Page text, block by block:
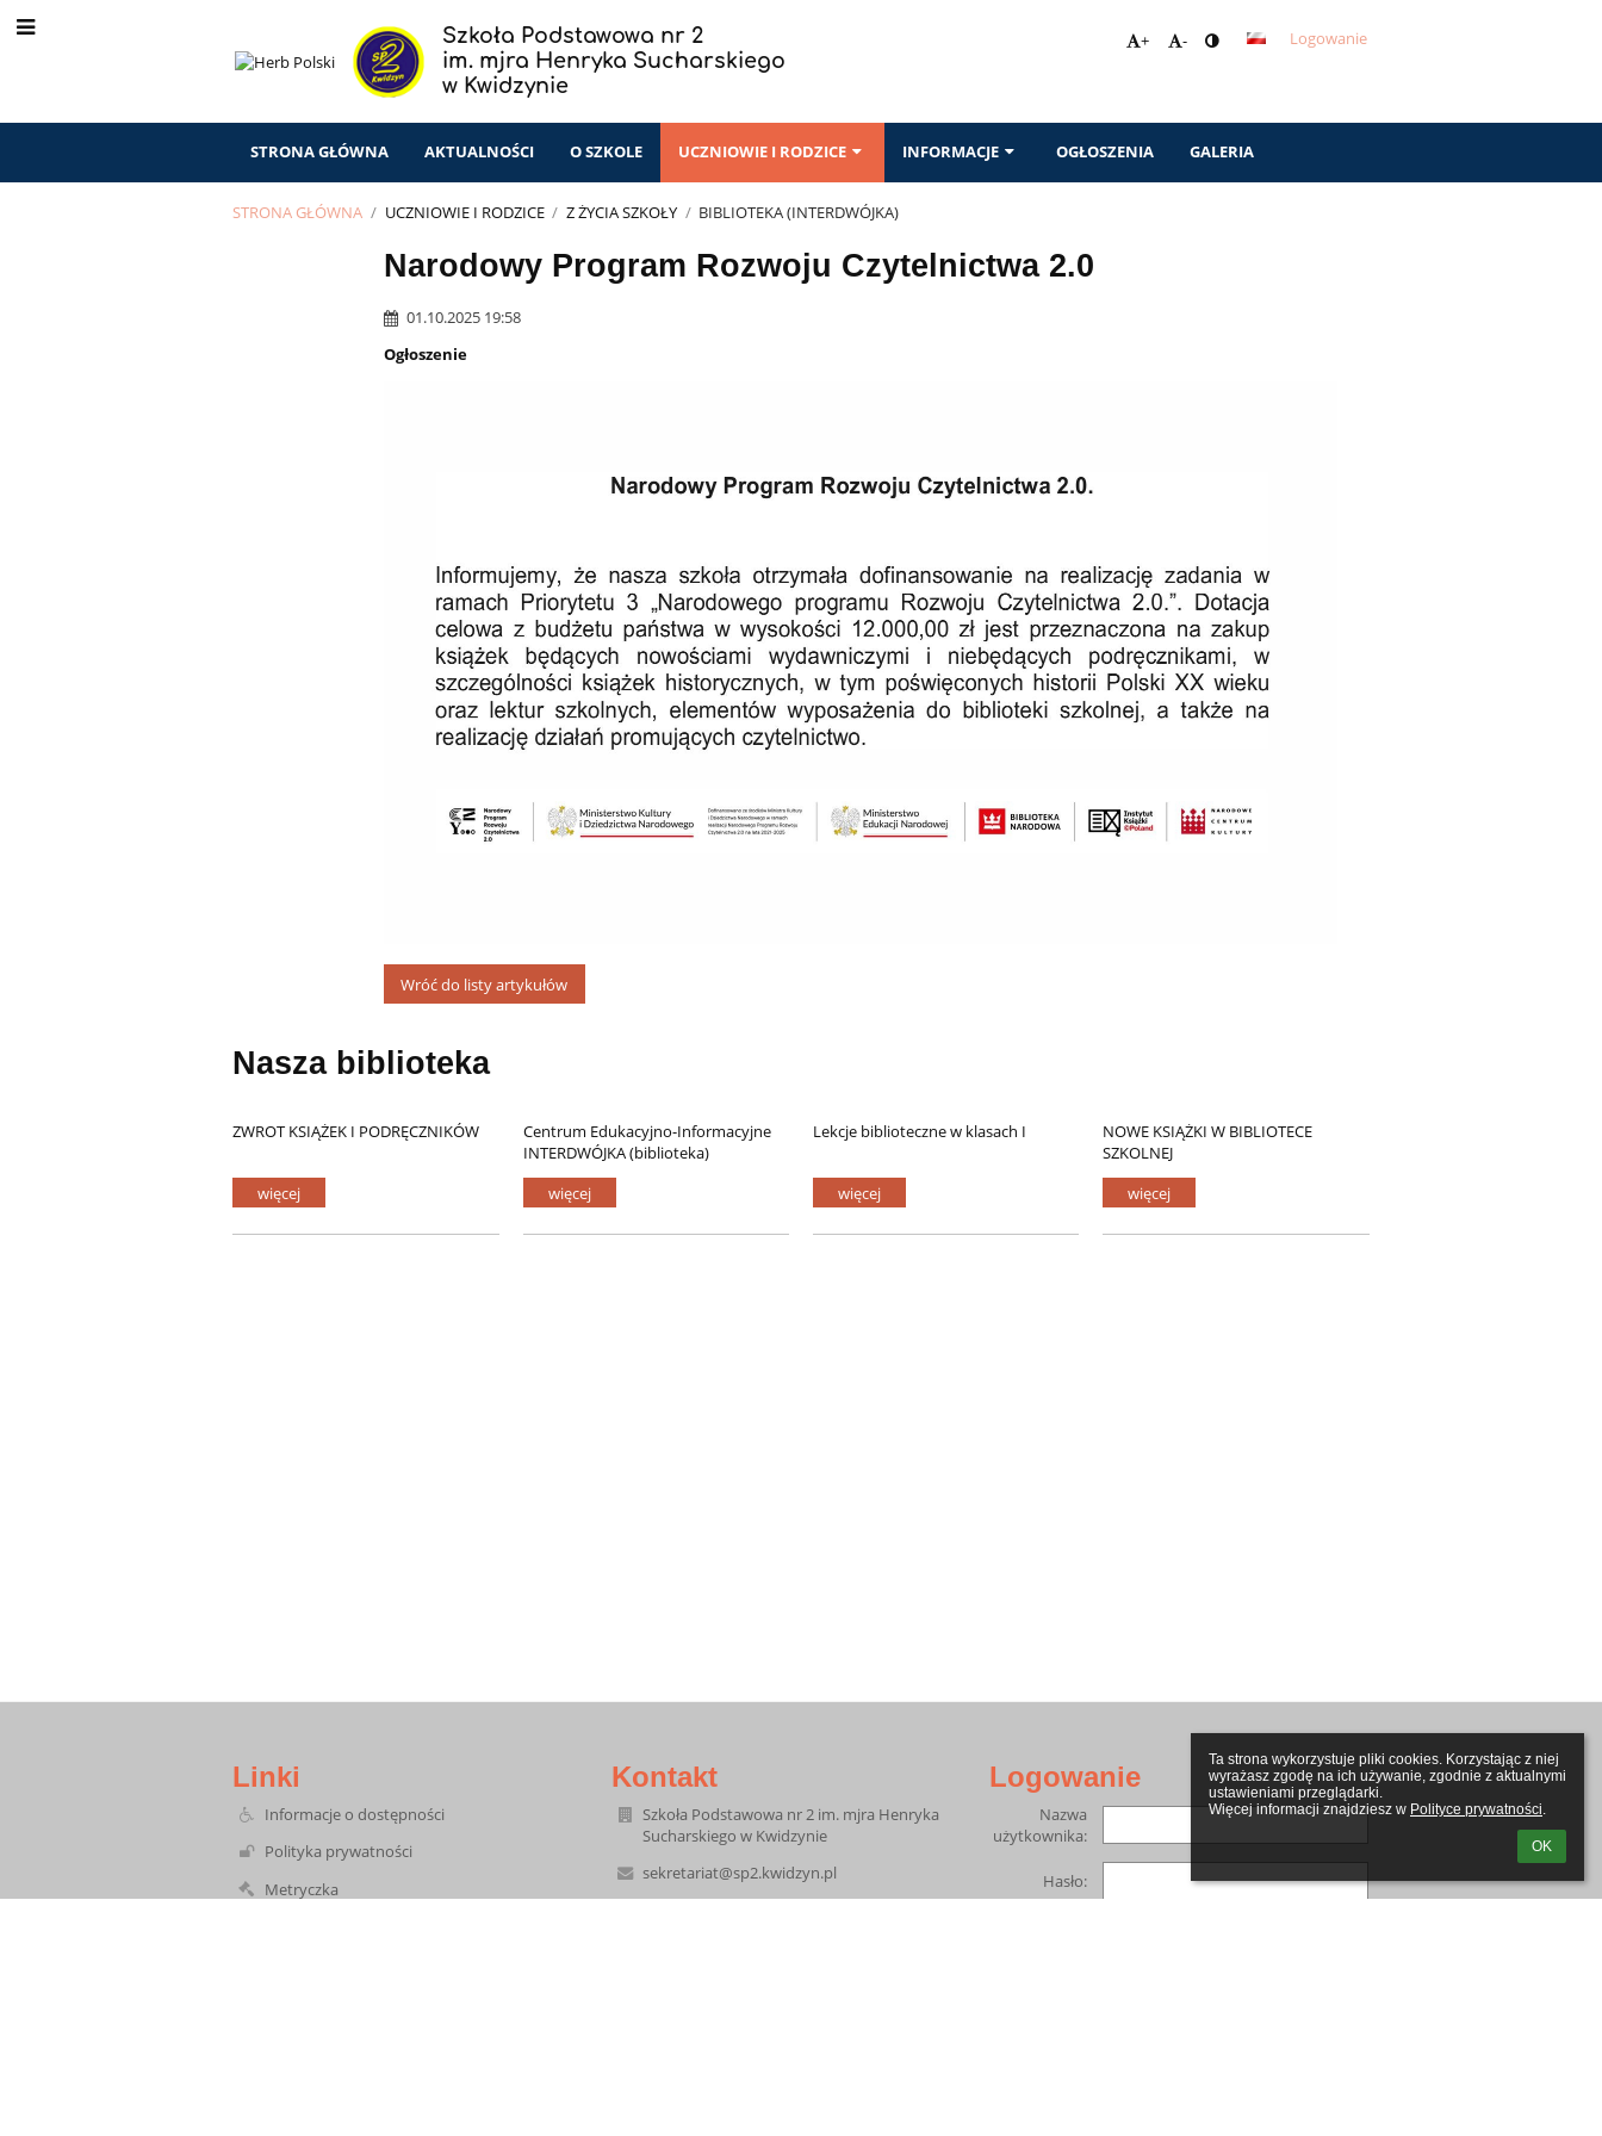
Ta strona wykorzystuje pliki cookies. Korzystając z niej
wyrażasz zgodę na ich używanie, zgodnie z aktualnymi
ustawieniami przeglądarki.
Więcej informacji znajdziesz w Polityce prywatności.
OK
Szkoła Podstawowa nr 2
im. mjra Henryka Sucharskiego
w Kwidzynie
+ - Logowanie
STRONA GŁÓWNA AKTUALNOŚCI O SZKOLE UCZNIOWIE I RODZICE INFORMACJE OGŁOSZENIA GALERIA
STRONA GŁÓWNA / UCZNIOWIE I RODZICE / Z ŻYCIA SZKOŁY / BIBLIOTEKA (INTERDWÓJKA)
Biblioteka
(Interdwójka)
Narodowy Program Rozwoju Czytelnictwa 2.0
01.10.2025 19:58
Ogłoszenie
Wróć do listy artykułów
Nasza biblioteka
ZWROT KSIĄŻEK I PODRĘCZNIKÓW
więcej
Centrum Edukacyjno-Informacyjne
INTERDWÓJKA (biblioteka)
więcej
Lekcje biblioteczne w klasach I
więcej
NOWE KSIĄŻKI W BIBLIOTECE
SZKOLNEJ
więcej
Linki
Informacje o dostępności
Polityka prywatności
Metryczka
Kontakt
Szkoła Podstawowa nr 2 im. mjra Henryka
Sucharskiego w Kwidzynie
sekretariat@sp2.kwidzyn.pl
Logowanie
Nazwa
użytkownika:
Hasło: